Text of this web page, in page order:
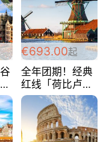
€693.00起
全年团期！经典
红线「荷比卢德
法」七天循环 五
国 仅售99欧/人/
天！巴黎上下！
包拼房~